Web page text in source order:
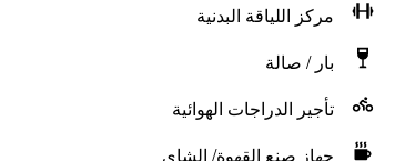
مركز اللياقة البدنية
بار / صالة
تأجير الدراجات الهوائية
جهاز صنع القهوة/ الشاي